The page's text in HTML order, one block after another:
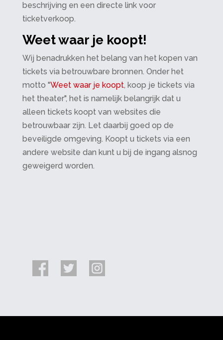
beschrijving en een directe link voor
ticketverkoop.
Weet waar je koopt!
Wij benadrukken het belang van het kopen van
tickets via betrouwbare bronnen. Onder het
motto "Weet waar je koopt, koop je tickets via
het theater", het is namelijk belangrijk dat u
alleen tickets koopt van websites die
betrouwbaar zijn. Let daarbij goed op de
beveiligde omgeving. Koopt u tickets via een
andere website dan kunt u bij de ingang alsnog
geweigerd worden.